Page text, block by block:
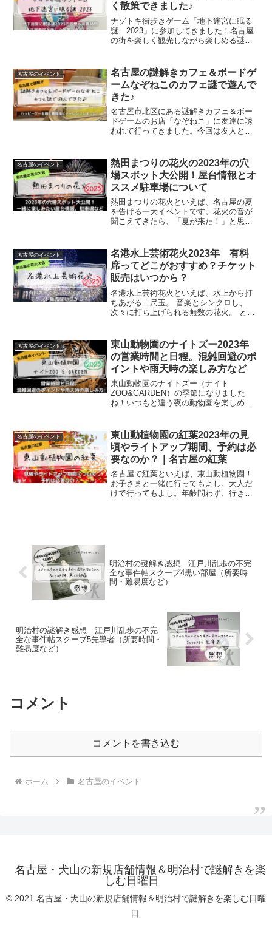
く散策できました♪
ナゾトキ街歩きゲーム「地下迷宮に眠る
謎 2023」に参加してきました！名古屋
の街を楽しく観光しながら楽しめる謎解
の人が参加していました。今回は「地下
迷宮に眠る謎 2023」をクリアした感
想・所要時間などについて書いていま
す。
名古屋のイベント
名古屋の謎解きカフェ＆ボードゲ
ームなぞねこのカフェ謎で遊んで
きた♪
名古屋市北区にある謎解きカフェ＆ボー
ドゲームのお店「なぞねこ」に友達に誘
われて行ってきました。今回は友人と一
ぞねこ」で遊んだ感想となぞねこの店舗
情報（予約の有無、駐車場情報、お店の
基本情報など）について書いています。
なぞねこに遊びに行く際のお役に立てば
幸いです。
名古屋のイベント
熱田まつりの花火の2023年の穴
場スポット大公開！屋台情報とオ
ススメ駐車場について
熱田まつりの花火といえば、名古屋の夏
を告げる一大イベントです。花火の音が
聞こえてきたら、「夏が来た！」と思い
すね。久しぶりに熱田まつりの花火を見
に行くのも、屋台を満喫するのもいいで
すね。……とはいえ、とはいえですよ。
熱田まつりといえば、超・絶・混・雑す
る名古屋の夏イベントです。私も友人
も、熱田祭りの花火の音が聞こえる地域
に住んでいたことがあるので、あの混雑
の大変さは身に染みています(^-^;という
田まつりの花火と屋台を楽しむために知
っておきたい情報として、メイン観覧場
所以外でも花火が見える場所（有料でも
可）、屋台の情報、熱田神宮周辺の駐車
場、当日の交通規制についてまとめてみ
ました。
名古屋のイベント
名港水上芸術花火2023年 有料
席ってどこがおすすめ？チケット
販売はいつから？
名港水上芸術花火といえば、水上から打
ちあがる二尺玉。 音楽とシンクロし、
次々に打ち上げられる無数の花火。 とに
私も友人と誘い合って、見に行きたい！
ということで、大人女子2人で行くため
に、事前に知っておきたい情報として、
名港水上芸術花火のチケットについて
（おすすめ席や購入方法）、混雑状況、
自動車で行く際の駐車場情報と交通規
制、今年こそ屋台はあるのか、トイレの
有無などについて、まとめてみました。
名古屋のイベント
東山動物園のナイトズー2023年
の営業時間と日程。混雑回避のポ
イントや雨天時の楽しみ方など
東山動物園のナイトズー（ナイト
ZOO&GARDEN）の季節になりました
ね！いつもと違う夜の動物園を楽しめ
よね！とはいえ、子供の頃はともかく、
大人になってから東山動物園には久しく
行っていないので、最近の東山動物園の
状況（開催日・入園料など）アレコレが
わからない(^^;)というわけで今回は、久
しぶりに東山動物園のナイトズーに行き
たい人に向けて、ナイトズーのイベント
基本情報から、混雑・雨天時の楽しみ
名古屋のイベント
東山動植物園の紅葉2023年の見
頃やライトアップ期間、予約は必
要なのか？｜名古屋の紅葉
名古屋で紅葉といえば、東山動植物園！
お子さまと一緒に行ってもよし。大人だ
けで行ってもよし。年齢問わず、行きや
というわけで、今回の記事では、東山動
植物園の紅葉の見頃、ライトアップ開催
日、事前予約の有無をはじめとして、紅
ても併せて書いています。
明治村の謎解き感想 江戸川乱歩の不完
全な事件帖スクープ4黒い部屋（所要時
間・難易度など）
明治村の謎解き感想 江戸川乱歩の不完
全な事件帖スクープ5先導者（所要時間・
難易度など）
コメント
コメントを書き込む
ホーム 名古屋のイベント
名古屋・犬山の新規店舗情報＆明治村で謎解きを楽
しむ日曜日
© 2021 名古屋・犬山の新規店舗情報＆明治村で謎解きを楽しむ日曜
日.